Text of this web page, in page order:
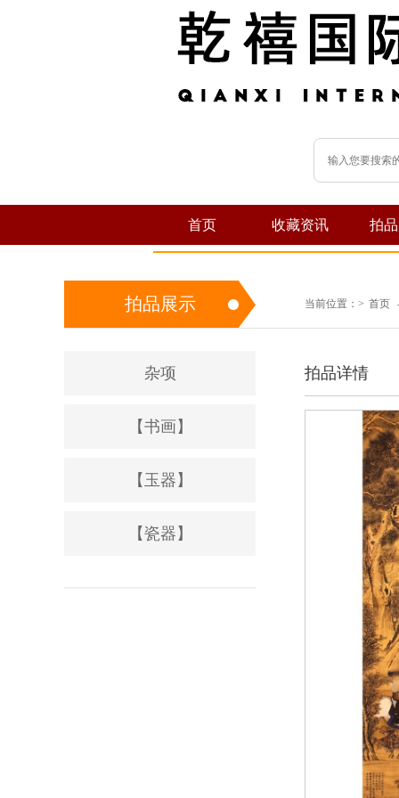
首页 收藏资讯 拍
拍品展示 当前位置： > 首页
杂项
【书画】
【玉器】
【瓷器】
拍品详情